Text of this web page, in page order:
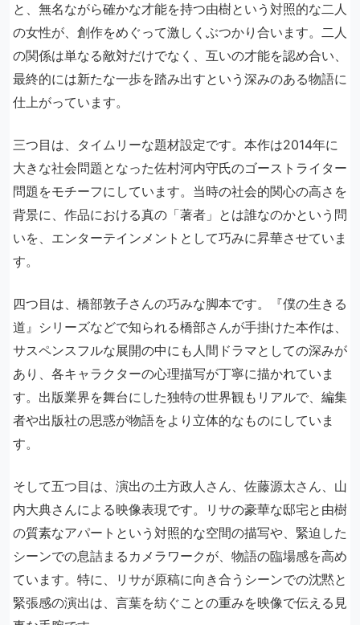
と、無名ながら確かな才能を持つ由樹という対照的な二人
の女性が、創作をめぐって激しくぶつかり合います。二人
の関係は単なる敵対だけでなく、互いの才能を認め合い、
最終的には新たな一歩を踏み出すという深みのある物語に
仕上がっています。
三つ目は、タイムリーな題材設定です。本作は2014年に
大きな社会問題となった佐村河内守氏のゴーストライター
問題をモチーフにしています。当時の社会的関心の高さを
背景に、作品における真の「著者」とは誰なのかという問
いを、エンターテインメントとして巧みに昇華させていま
す。
四つ目は、橋部敦子さんの巧みな脚本です。『僕の生きる
道』シリーズなどで知られる橋部さんが手掛けた本作は、
サスペンスフルな展開の中にも人間ドラマとしての深みが
あり、各キャラクターの心理描写が丁寧に描かれていま
す。出版業界を舞台にした独特の世界観もリアルで、編集
者や出版社の思惑が物語をより立体的なものにしていま
す。
そして五つ目は、演出の土方政人さん、佐藤源太さん、山
内大典さんによる映像表現です。リサの豪華な邸宅と由樹
の質素なアパートという対照的な空間の描写や、緊迫した
シーンでの息詰まるカメラワークが、物語の臨場感を高め
ています。特に、リサが原稿に向き合うシーンでの沈黙と
緊張感の演出は、言葉を紡ぐことの重みを映像で伝える見